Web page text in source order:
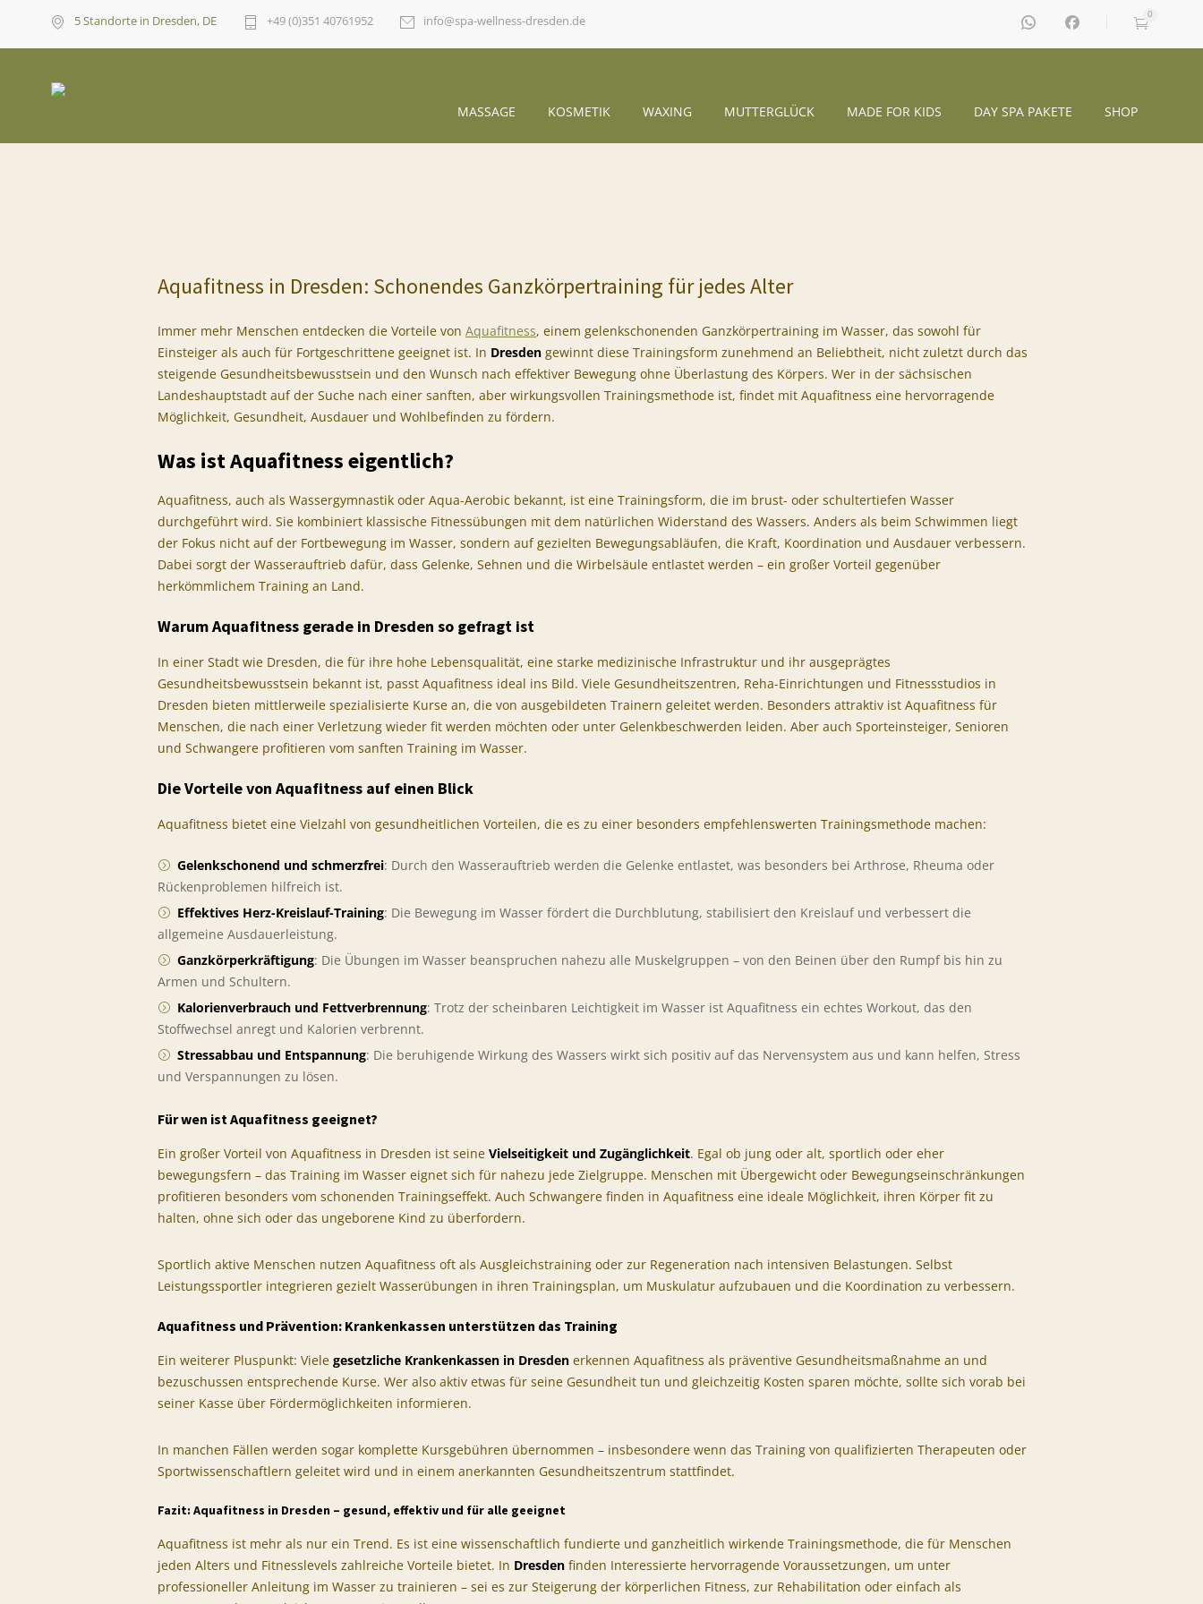
5 Standorte in Dresden, DE +49 (0)351 40761952 info@spa-wellness-dresden.de 0
MASSAGE KOSMETIK WAXING MUTTERGLÜCK MADE FOR KIDS DAY SPA PAKETE SHOP
Aquafitness in Dresden: Schonendes Ganzkörpertraining für jedes Alter
Immer mehr Menschen entdecken die Vorteile vonAquafitness, einem gelenkschonenden Ganzkörpertraining im Wasser, das sowohl für
Einsteiger als auch für Fortgeschrittene geeignet ist. In Dresden gewinnt diese Trainingsform zunehmend an Beliebtheit, nicht zuletzt durch das
steigende Gesundheitsbewusstsein und den Wunsch nach effektiver Bewegung ohne Überlastung des Körpers. Wer in der sächsischen
Landeshauptstadt auf der Suche nach einer sanften, aber wirkungsvollen Trainingsmethode ist, findet mit Aquafitness eine hervorragende
Möglichkeit, Gesundheit, Ausdauer und Wohlbefinden zu fördern.
Was ist Aquafitness eigentlich?
Aquafitness, auch als Wassergymnastik oder Aqua-Aerobic bekannt, ist eine Trainingsform, die im brust- oder schultertiefen Wasser
durchgeführt wird. Sie kombiniert klassische Fitnessübungen mit dem natürlichen Widerstand des Wassers. Anders als beim Schwimmen liegt
der Fokus nicht auf der Fortbewegung im Wasser, sondern auf gezielten Bewegungsabläufen, die Kraft, Koordination und Ausdauer verbessern.
Dabei sorgt der Wasserauftrieb dafür, dass Gelenke, Sehnen und die Wirbelsäule entlastet werden – ein großer Vorteil gegenüber
herkömmlichem Training an Land.
Warum Aquafitness gerade in Dresden so gefragt ist
In einer Stadt wie Dresden, die für ihre hohe Lebensqualität, eine starke medizinische Infrastruktur und ihr ausgeprägtes
Gesundheitsbewusstsein bekannt ist, passt Aquafitness ideal ins Bild. Viele Gesundheitszentren, Reha-Einrichtungen und Fitnessstudios in
Dresden bieten mittlerweile spezialisierte Kurse an, die von ausgebildeten Trainern geleitet werden. Besonders attraktiv ist Aquafitness für
Menschen, die nach einer Verletzung wieder fit werden möchten oder unter Gelenkbeschwerden leiden. Aber auch Sporteinsteiger, Senioren
und Schwangere profitieren vom sanften Training im Wasser.
Die Vorteile von Aquafitness auf einen Blick
Aquafitness bietet eine Vielzahl von gesundheitlichen Vorteilen, die es zu einer besonders empfehlenswerten Trainingsmethode machen:
Gelenkschonend und schmerzfrei: Durch den Wasserauftrieb werden die Gelenke entlastet, was besonders bei Arthrose, Rheuma oder
Rückenproblemen hilfreich ist.
Effektives Herz-Kreislauf-Training: Die Bewegung im Wasser fördert die Durchblutung, stabilisiert den Kreislauf und verbessert die
allgemeine Ausdauerleistung.
Ganzkörperkräftigung: Die Übungen im Wasser beanspruchen nahezu alle Muskelgruppen – von den Beinen über den Rumpf bis hin zu
Armen und Schultern.
Kalorienverbrauch und Fettverbrennung: Trotz der scheinbaren Leichtigkeit im Wasser ist Aquafitness ein echtes Workout, das den
Stoffwechsel anregt und Kalorien verbrennt.
Stressabbau und Entspannung: Die beruhigende Wirkung des Wassers wirkt sich positiv auf das Nervensystem aus und kann helfen, Stress
und Verspannungen zu lösen.
Für wen ist Aquafitness geeignet?
Ein großer Vorteil von Aquafitness in Dresden ist seineVielseitigkeit und Zugänglichkeit. Egal ob jung oder alt, sportlich oder eher
bewegungsfern – das Training im Wasser eignet sich für nahezu jede Zielgruppe. Menschen mit Übergewicht oder Bewegungseinschränkungen
profitieren besonders vom schonenden Trainingseffekt. Auch Schwangere finden in Aquafitness eine ideale Möglichkeit, ihren Körper fit zu
halten, ohne sich oder das ungeborene Kind zu überfordern.
Sportlich aktive Menschen nutzen Aquafitness oft als Ausgleichstraining oder zur Regeneration nach intensiven Belastungen. Selbst
Leistungssportler integrieren gezielt Wasserübungen in ihren Trainingsplan, um Muskulatur aufzubauen und die Koordination zu verbessern.
Aquafitness und Prävention: Krankenkassen unterstützen das Training
Ein weiterer Pluspunkt: Vielegesetzliche Krankenkassen in Dresden erkennen Aquafitness als präventive Gesundheitsmaßnahme an und
bezuschussen entsprechende Kurse. Wer also aktiv etwas für seine Gesundheit tun und gleichzeitig Kosten sparen möchte, sollte sich vorab bei
seiner Kasse über Fördermöglichkeiten informieren.
In manchen Fällen werden sogar komplette Kursgebühren übernommen – insbesondere wenn das Training von qualifizierten Therapeuten oder
Sportwissenschaftlern geleitet wird und in einem anerkannten Gesundheitszentrum stattfindet.
Fazit: Aquafitness in Dresden – gesund, effektiv und für alle geeignet
Aquafitness ist mehr als nur ein Trend. Es ist eine wissenschaftlich fundierte und ganzheitlich wirkende Trainingsmethode, die für Menschen
jeden Alters und Fitnesslevels zahlreiche Vorteile bietet. In Dresden finden Interessierte hervorragende Voraussetzungen, um unter
professioneller Anleitung im Wasser zu trainieren – sei es zur Steigerung der körperlichen Fitness, zur Rehabilitation oder einfach als